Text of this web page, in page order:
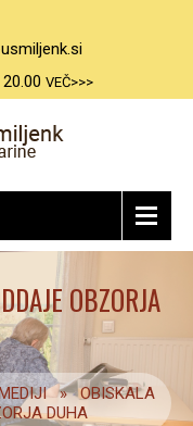
VEČ>>>
OBZORJA
» OBISKALA
DUHA